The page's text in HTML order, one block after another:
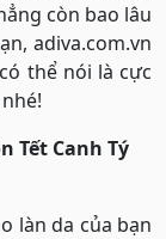
còn bao lâu
adiva.com.vn
thể nói là cực
Tết Canh Tý
làn da của bạn